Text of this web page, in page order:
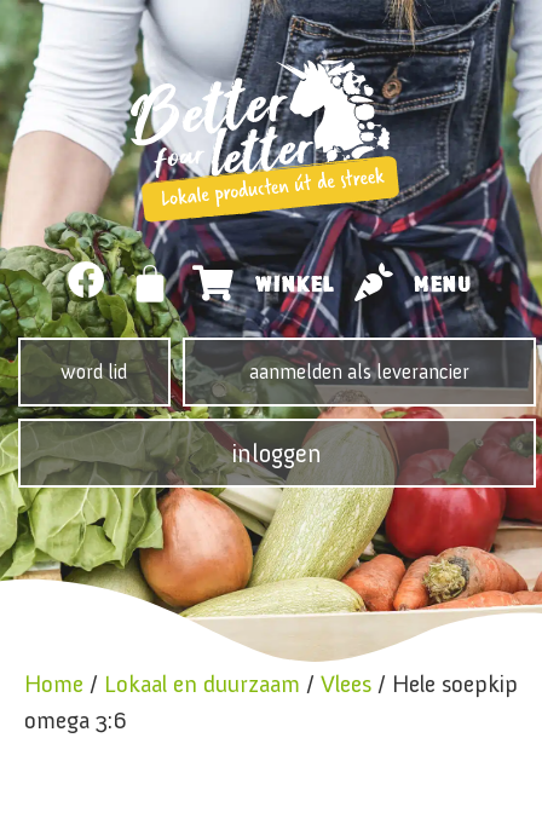
WINKEL MENU
word lid aanmelden als leverancier
inloggen
Home / Lokaal en duurzaam / Vlees / Hele soepkip
omega 3:6